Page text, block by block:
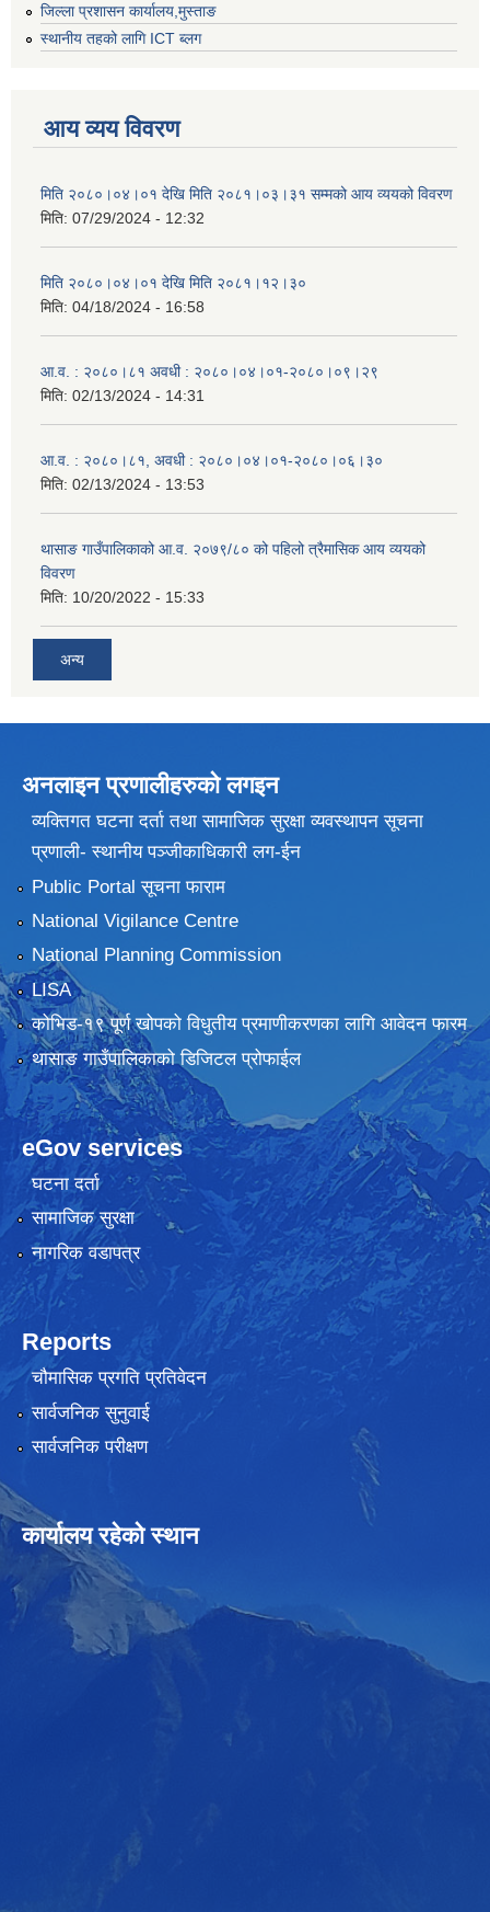
जिल्ला प्रशासन कार्यालय,मुस्ताङ
स्थानीय तहको लागि ICT ब्लग
आय व्यय विवरण
मिति २०८०।०४।०१ देखि मिति २०८१।०३।३१ सम्मको आय व्ययको विवरण
मिति: 07/29/2024 - 12:32
मिति २०८०।०४।०१ देखि मिति २०८१।१२।३०
मिति: 04/18/2024 - 16:58
आ.व. : २०८०।८१ अवधी : २०८०।०४।०१-२०८०।०९।२९
मिति: 02/13/2024 - 14:31
आ.व. : २०८०।८१, अवधी : २०८०।०४।०१-२०८०।०६।३०
मिति: 02/13/2024 - 13:53
थासाङ गाउँपालिकाको आ.व. २०७९/८० को पहिलो त्रैमासिक आय व्ययको
विवरण
मिति: 10/20/2022 - 15:33
अन्य
अनलाइन प्रणालीहरुकाे लगइन
व्यक्तिगत घटना दर्ता तथा सामाजिक सुरक्षा व्यवस्थापन सूचना
प्रणाली- स्थानीय पञ्जीकाधिकारी लग-ईन
Public Portal सूचना फाराम
National Vigilance Centre
National Planning Commission
LISA
कोभिड-१९ पूर्ण खोपको विधुतीय प्रमाणीकरणका लागि आवेदन फारम
थासाङ गाउँपालिकाको डिजिटल प्रोफाईल
eGov services
घटना दर्ता
सामाजिक सुरक्षा
नागरिक वडापत्र
Reports
चौमासिक प्रगति प्रतिवेदन
सार्वजनिक सुनुवाई
सार्वजनिक परीक्षण
कार्यालय रहेको स्थान